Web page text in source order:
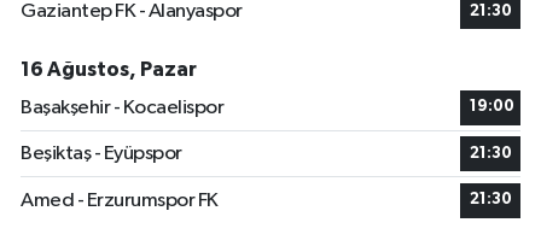
Gaziantep FK - Alanyaspor 21:30
16 Ağustos, Pazar
Başakşehir - Kocaelispor
19:00
Beşiktaş - Eyüpspor 21:30
Amed - Erzurumspor FK 21:30